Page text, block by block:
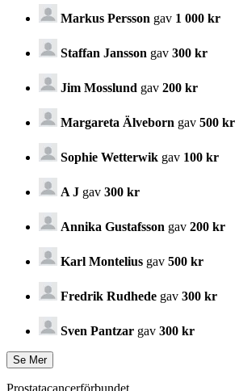
Markus Persson gav 1 000 kr
Staffan Jansson gav 300 kr
Jim Mosslund gav 200 kr
Margareta Älveborn gav 500 kr
Sophie Wetterwik gav 100 kr
A J gav 300 kr
Annika Gustafsson gav 200 kr
Karl Montelius gav 500 kr
Fredrik Rudhede gav 300 kr
Sven Pantzar gav 300 kr
Prostatacancerförbundet